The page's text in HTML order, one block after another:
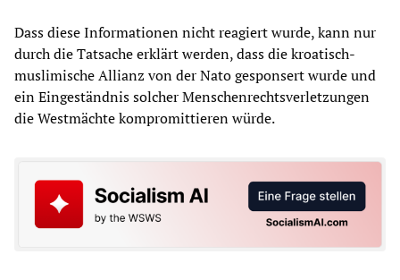
Dass diese Informationen nicht reagiert wurde, kann nur
durch die Tatsache erklärt werden, dass die kroatisch-
muslimische Allianz von der Nato gesponsert wurde und
ein Eingeständnis solcher Menschenrechtsverletzungen
die Westmächte kompromittieren würde.